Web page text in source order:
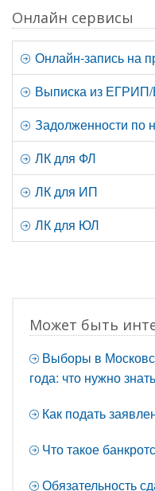
Онлайн сервисы
Онлайн-запись на
Выписка из
Задолженности по
ЛК для ФЛ
ЛК для ИП
ЛК для ЮЛ
Может быть
Выборы в
года: что нужно знать
Как подать
Что такое
Обязательность